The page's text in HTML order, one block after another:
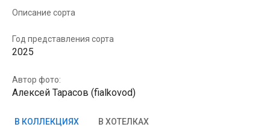
Описание сорта
Год представления сорта
2025
Автор фото:
Алексей Тарасов (fialkovod)
В КОЛЛЕКЦИЯХ В ХОТЕЛКАХ